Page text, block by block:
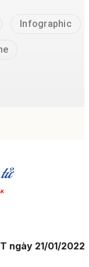
Infographic
ngày 21/01/2022